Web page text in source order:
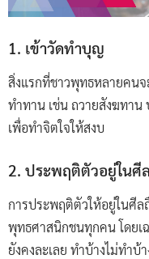
1. เข้าวัดทำบุญ
สิ่งแรกที่ชาวพุทธหลายคน
ทำทาน เช่น ถวายสังฆทา
เพื่อทำจิตใจให้สงบ
2. ประพฤติตัวอยู่ในศี
การประพฤติตัวให้อยู่ในศี
พุทธศาสนิกชนทุกคน โดยเ
ยังคงละเลย ทำบ้างไม่ทำ